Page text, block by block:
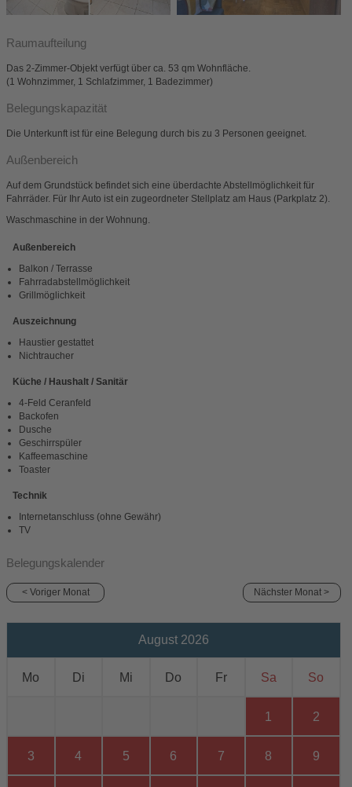
Raumaufteilung
Das 2-Zimmer-Objekt verfügt über ca. 53 qm Wohnfläche.
(1 Wohnzimmer, 1 Schlafzimmer, 1 Badezimmer)
Belegungskapazität
Die Unterkunft ist für eine Belegung durch bis zu 3 Personen geeignet.
Außenbereich
Auf dem Grundstück befindet sich eine überdachte Abstellmöglichkeit für
Fahrräder. Für Ihr Auto ist ein zugeordneter Stellplatz am Haus (Parkplatz 2).
Waschmaschine in der Wohnung.
Außenbereich
Balkon / Terrasse
Fahrradabstellmöglichkeit
Grillmöglichkeit
Auszeichnung
Haustier gestattet
Nichtraucher
Küche / Haushalt / Sanitär
4-Feld Ceranfeld
Backofen
Dusche
Geschirrspüler
Kaffeemaschine
Toaster
Technik
Internetanschluss (ohne Gewähr)
TV
Belegungskalender
< Voriger Monat Nächster Monat >
August 2026
Mo Di Mi Do Fr Sa So
1 2
3 4 5 6 7 8 9